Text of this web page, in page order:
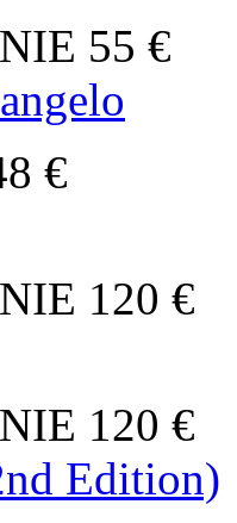
55 €
€
120 €
120 €
Edition)